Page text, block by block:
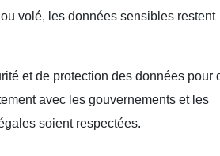
volé, les données sensibles restent
et de protection des données pour
avec les gouvernements et les
soient respectées.